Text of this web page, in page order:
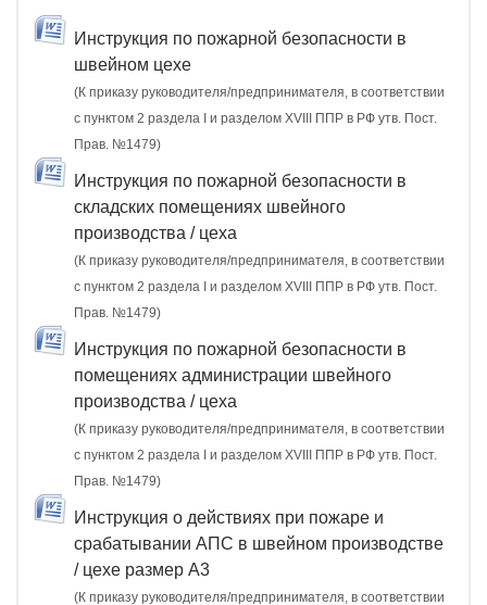
Инструкция по пожарной безопасности в
швейном цехе
(К приказу руководителя/предпринимателя, в соответствии
с пунктом 2 раздела I и разделом XVIII ППР в РФ утв. Пост.
Прав. №1479)
Инструкция по пожарной безопасности в
складских помещениях швейного
производства / цеха
(К приказу руководителя/предпринимателя, в соответствии
с пунктом 2 раздела I и разделом XVIII ППР в РФ утв. Пост.
Прав. №1479)
Инструкция по пожарной безопасности в
помещениях администрации швейного
производства / цеха
(К приказу руководителя/предпринимателя, в соответствии
с пунктом 2 раздела I и разделом XVIII ППР в РФ утв. Пост.
Прав. №1479)
Инструкция о действиях при пожаре и
срабатывании АПС в швейном производстве
/ цехе размер А3
(К приказу руководителя/предпринимателя, в соответствии